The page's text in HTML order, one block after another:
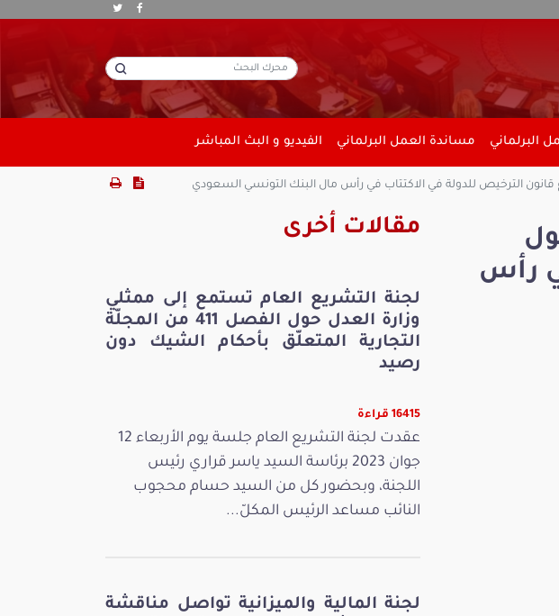
البرلماني مساندة العمل البرلماني الفيديو و البث المباشر
الترخيص للدولة في الاكتتاب في رأس مال البنك التونسي السعودي
رأس
مقالات أخرى
لجنة التشريع العام تستمع إلى ممثلي
وزارة العدل حول الفصل 411 من المجلّة
التجارية المتعلّق بأحكام الشيك دون
رصيد
16415 قراءة
عقدت لجنة التشريع العام جلسة يوم الأربعاء 12
جوان 2023 برئاسة السيد ياسر قراري رئيس
اللجنة، وبحضور كل من السيد حسام محجوب
النائب مساعد الرئيس المكلّ...
لجنة المالية والميزانية تواصل مناقشة